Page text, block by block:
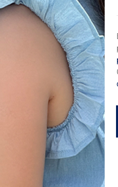
Delivery gratis en compras
a 30 USD.
DELIVERY